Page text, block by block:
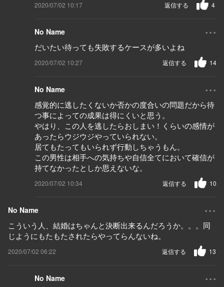
2020/07/02 10:17 4
返信する
No Name ...
だいたい待っても失敗するケースが多いよね
2020/07/02 10:27 14
返信する
No Name ...
感覚的に逃したくないか否かの度合いの問題だから待
つ事によっての成果は得にくいと思う。
やはり、この人を逃したらおしまい！くらいの感情が
あったらウジウジやっていられない。
居てもたってもいられず行動しちゃうもん。
この男性は相手への気持ちや自信全てにおいて確信が
持てなかったとしか思えないな。
2020/07/02 10:34 10
返信する
No Name ...
こういう人、結婚はちゃんと決断出来るんだろうか。。。同
じようにもたもたされたらやってらんないね。
2020/07/02 06:22 13
返信する
No Name ...